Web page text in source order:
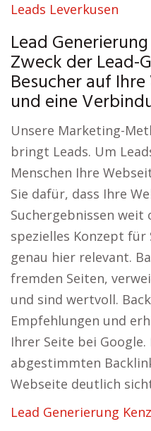
Leads Leverkusen
Lead
Zweck der Lead-
Besucher auf
und eine
Unsere Marketing-
bringt Leads. Um
Menschen Ihre
Sie dafür, dass Ihre
Suchergebnissen weit
spezielles Konzept für
genau hier relevant.
fremden Seiten,
und sind wertvoll.
Empfehlungen und
Ihrer Seite bei
abgestimmten
Webseite deutlich
Lead Generierung